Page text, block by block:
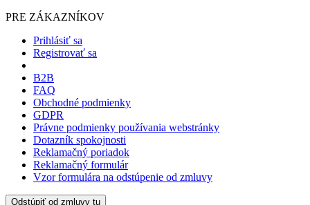
PRE ZÁKAZNÍKOV
Prihlásiť sa
Registrovať sa
B2B
FAQ
Obchodné podmienky
GDPR
Právne podmienky používania webstránky
Dotazník spokojnosti
Reklamačný poriadok
Reklamačný formulár
Vzor formulára na odstúpenie od zmluvy
Odstúpiť od zmluvy tu